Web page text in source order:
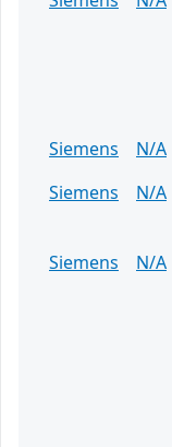
Siemens
N/A
Siemens
N/A
Siemens
N/A